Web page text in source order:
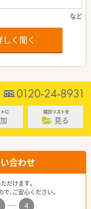
く聞く
に 検討リストを
見る
合わせ
だけます。
、ご安心ください。
4